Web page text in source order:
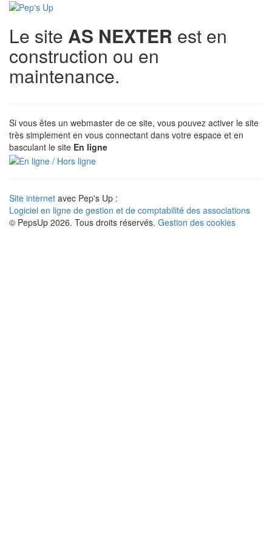
Le site AS NEXTER est en
construction ou en
maintenance.
Si vous êtes un webmaster de ce site, vous pouvez activer le site
très simplement en vous connectant dans votre espace et en
basculant le site En ligne
Site internet avec Pep's Up :
Logiciel en ligne de gestion et de comptabilité des associations
© PepsUp 2026. Tous droits réservés. Gestion des cookies